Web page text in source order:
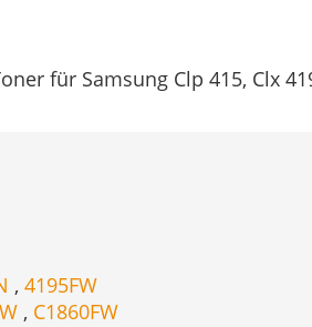
für Samsung Clp 415, Clx
, 4195FW
, C1860FW